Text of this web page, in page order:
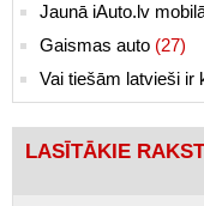
Jaunā iAuto.lv
Gaismas auto (27)
Vai tiešām latvieši ir
LASĪTĀKIE